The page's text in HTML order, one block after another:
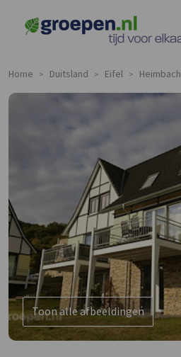
Home > Duitsland > Eifel > Heimbach
Toon alle afbeeldingen